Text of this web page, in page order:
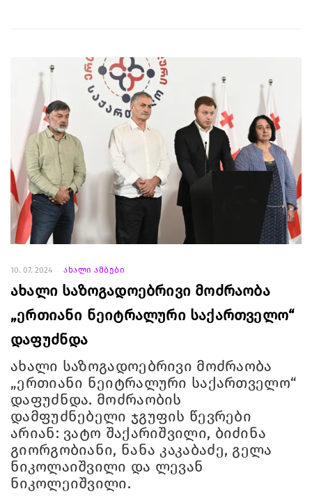
10. 07. 2024 ახალი ამბები
ახალი საზოგადოებრივი მოძრაობა
„ერთიანი ნეიტრალური საქართველო“
დაფუძნდა
ახალი საზოგადოებრივი მოძრაობა
„ერთიანი ნეიტრალური საქართველო“
დაფუძნდა. მოძრაობის
დამფუძნებელი ჯგუფის წევრები
არიან: ვატო შაქარიშვილი, ბიძინა
გიორგობიანი, ნანა კაკაბაძე, გელა
ნიკოლაიშვილი და ლევან
ნიკოლეიშვილი.